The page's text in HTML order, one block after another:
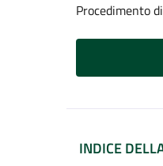
Procedimento
INDICE